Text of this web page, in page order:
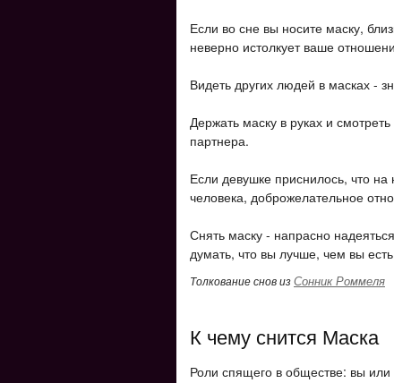
Если во сне вы носите маску,
неверно истолкует ваше
Видеть других людей в масках -
Держать маску в руках и
партнера.
Если девушке приснилось, что
человека, доброжелательное
Снять маску - напрасно
думать, что вы лучше, чем вы
Толкование снов изСонник Роммеля
К чему снится Маска
Роли спящего в обществе: вы или